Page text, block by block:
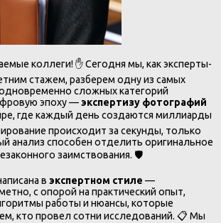
коллеги! ✋ Сегодня мы, как эксперты-
стажем, разберем одну из самых
сложных категорий
эпоху —экспертизу фотографий
где каждый день создаются миллиарды
происходит за секунды, только
анализ способен отделить оригинальное
заимствования. 🛡️
в экспертном стиле —
с опорой на практический опыт,
работы и нюансы, которые
кто провел сотни исследований. 📋 Мы